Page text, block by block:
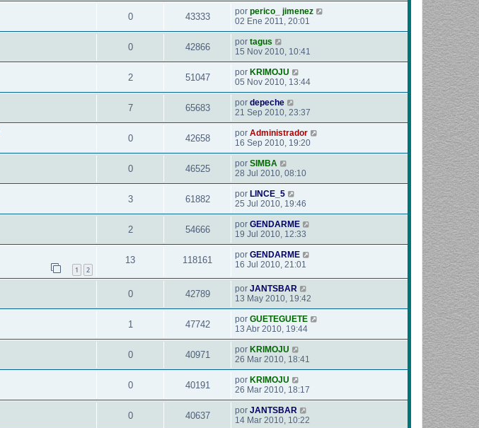
0 43333 por perico_ jimenez
02 Ene 2011, 20:01
0 42866 por tagus
15 Nov 2010, 10:41
2 51047 por KRIMOJU
05 Nov 2010, 13:44
7 65683 por depeche
21 Sep 2010, 23:37
0 42658 por Administrador
16 Sep 2010, 19:20
0 46525 por SIMBA
28 Jul 2010, 08:10
3 61882 por LINCE_5
25 Jul 2010, 19:46
2 54666 por GENDARME
19 Jul 2010, 12:33
1 2
13 118161 por GENDARME
16 Jul 2010, 21:01
0 42789 por JANTSBAR
13 May 2010, 19:42
1 47742 por GUETEGUETE
13 Abr 2010, 19:44
0 40971 por KRIMOJU
26 Mar 2010, 18:41
0 40191 por KRIMOJU
26 Mar 2010, 18:17
0 40637 por JANTSBAR
14 Mar 2010, 10:22